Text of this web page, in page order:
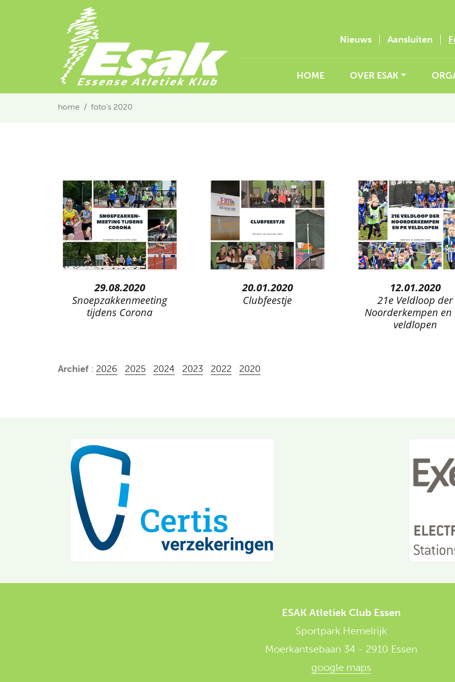
Nieuws Aansluiten
HOME OVER ESAK
home foto's 2020
29.08.2020
Snoepzakkenmeeting
tijdens Corona
20.01.2020
Clubfeestje
12.01.2020
21e Veldloop der
Noorderkempen en
veldlopen
Archief: 2026 2025 2024 2023 2022 2020
ESAK Atletiek Club Essen
Sportpark Hemelrijk
Moerkantsebaan 34 - 2910 Essen
google maps